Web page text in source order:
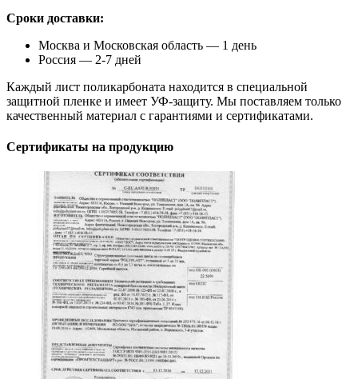
Сроки доставки:
Москва и Московская область — 1 день
Россия — 2-7 дней
Каждый лист поликарбоната находится в специальной
защитной пленке и имеет УФ-защиту. Мы поставляем только
качественный материал с гарантиями и сертификатами.
Сертификаты на продукцию